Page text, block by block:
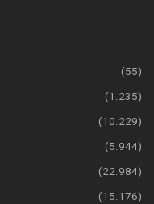
(55)
(1.235)
(10.229)
(5.944)
(22.984)
(15.176)